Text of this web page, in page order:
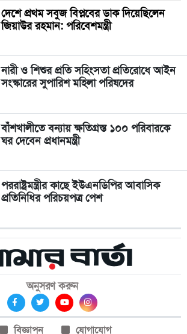
দেশে প্রথম সবুজ বিপ্লবের ডাক দিয়েছিলেন
জিয়াউর রহমান: পরিবেশমন্ত্রী
নারী ও শিশুর প্রতি সহিংসতা প্রতিরোধে আইন
সংস্কারের সুপারিশ মহিলা পরিষদের
বাঁশখালীতে বন্যায় ক্ষতিগ্রস্ত ১০০ পরিবারকে
ঘর দেবেন প্রধানমন্ত্রী
পররাষ্ট্রমন্ত্রীর কা‌ছে ইউএনডিপির আবাসিক
প্রতিনিধির পরিচয়পত্র পেশ
অনুসরণ করুন
বিজ্ঞাপন যোগাযোগ